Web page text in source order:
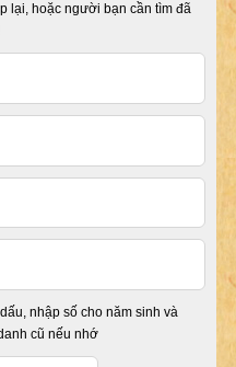
lại, hoặc người bạn cần tìm đã
nhập số cho năm sinh và
cũ nếu nhớ